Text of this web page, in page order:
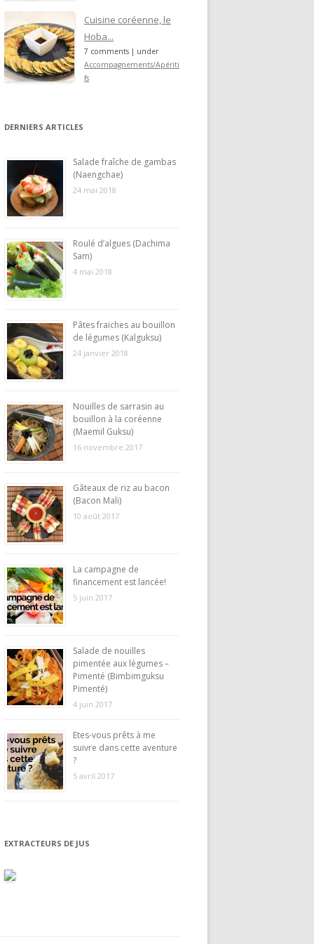
Cuisine coréenne, le
Hoba...
7 comments | under
Accompagnements/Apériti
fs
DERNIERS ARTICLES
Salade fraîche de gambas
(Naengchae)
24 mai 2018
Roulé d’algues (Dachima
Sam)
4 mai 2018
Pâtes fraiches au bouillon
de légumes (Kalguksu)
24 janvier 2018
Nouilles de sarrasin au
bouillon à la coréenne
(Maemil Guksu)
16 novembre 2017
Gâteaux de riz au bacon
(Bacon Mali)
10 août 2017
La campagne de
financement est lancée!
5 juin 2017
Salade de nouilles
pimentée aux légumes –
Pimenté (Bimbimguksu
Pimenté)
4 juin 2017
Etes-vous prêts à me
suivre dans cette aventure
?
5 avril 2017
EXTRACTEURS DE JUS